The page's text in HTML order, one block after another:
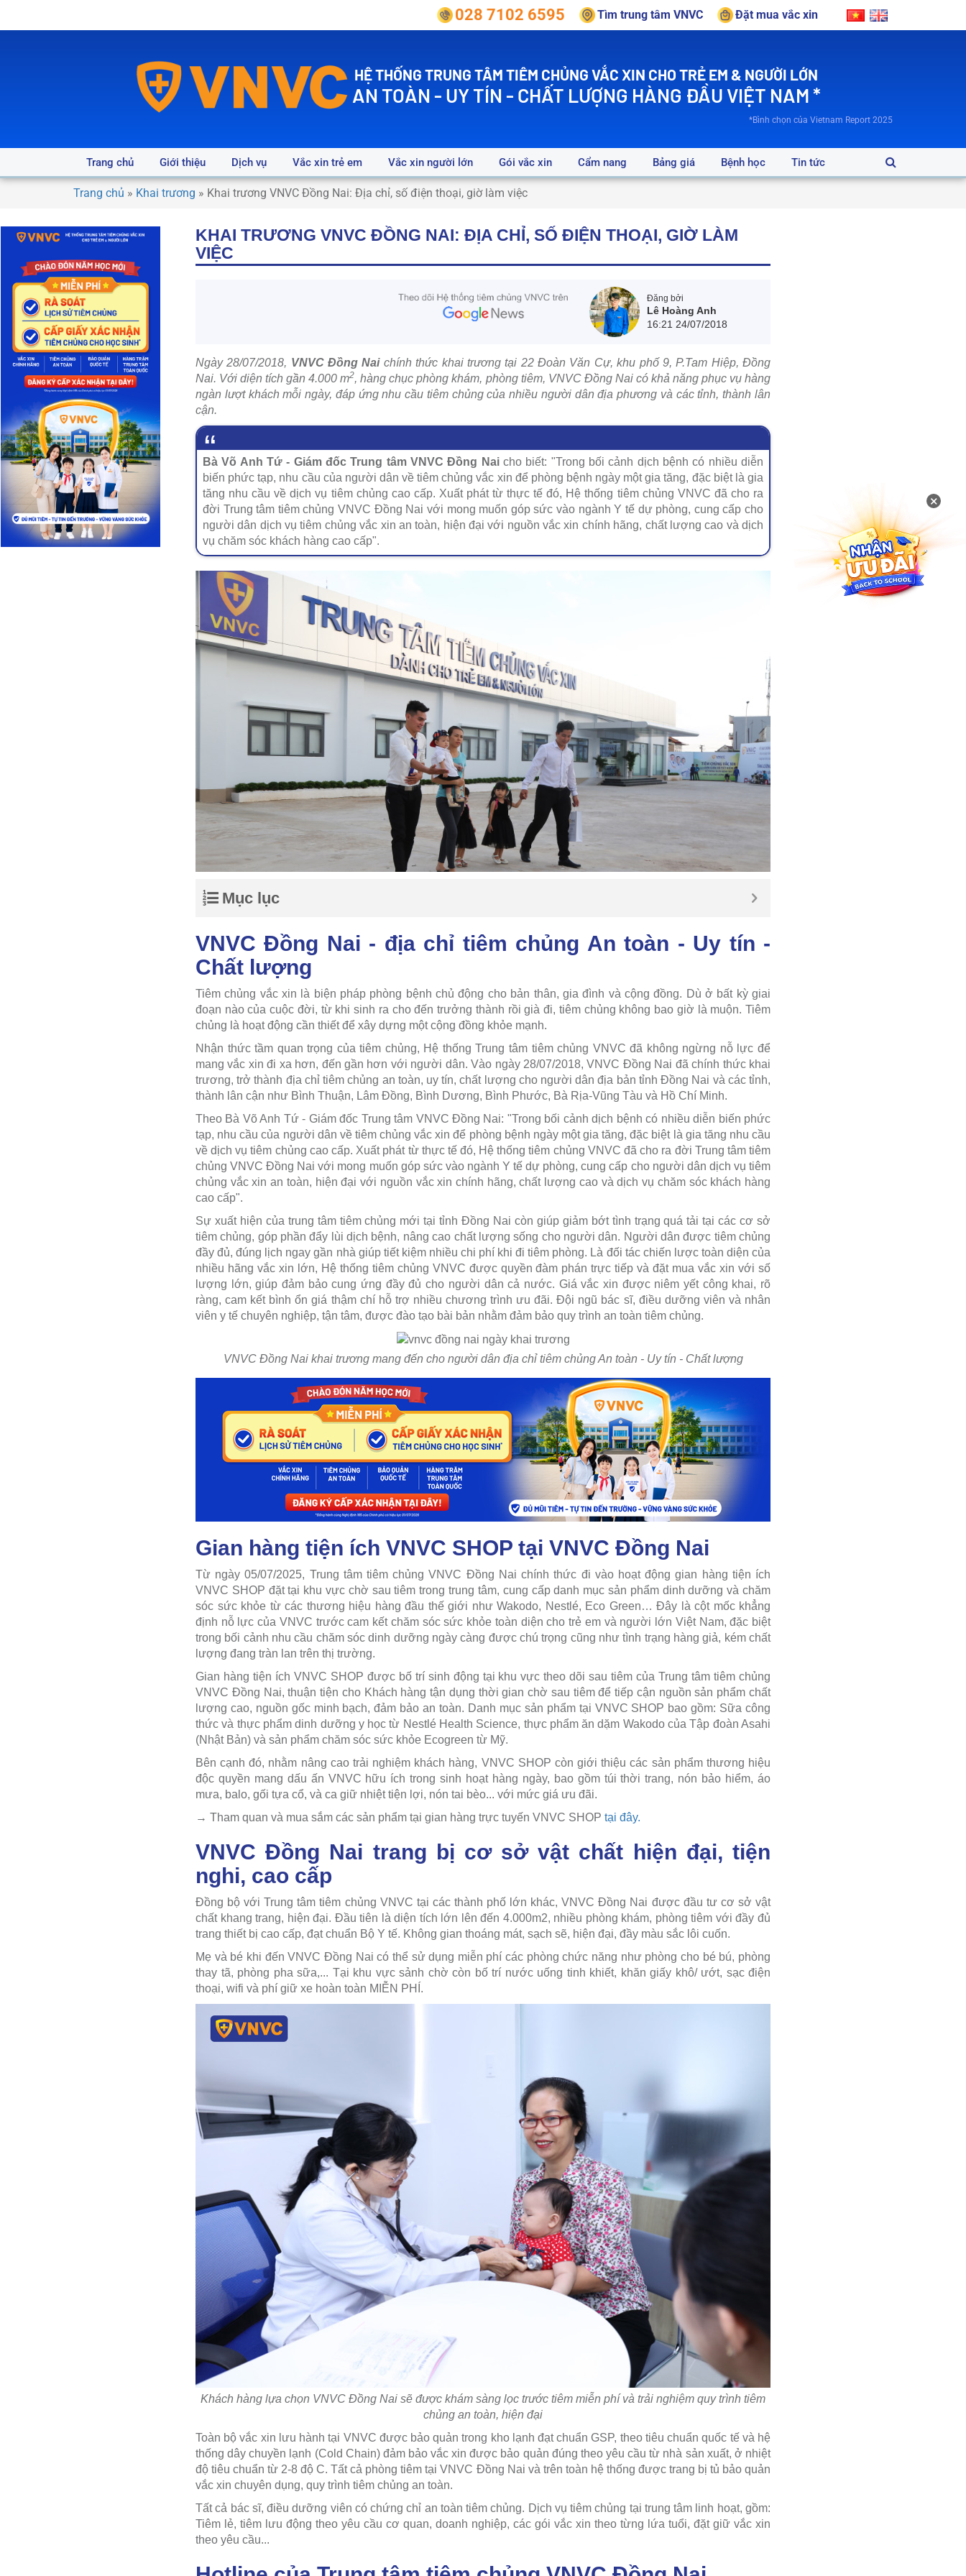
028 7102 6595 Tìm trung tâm VNVC Đặt mua vắc xin
HỆ THỐNG TRUNG TÂM TIÊM CHỦNG VẮC XIN CHO TRẺ EM & NGƯỜI LỚN
AN TOÀN - UY TÍN - CHẤT LƯỢNG HÀNG ĐẦU VIỆT NAM *
*Bình chọn của Vietnam Report 2025
Trang chủ Giới thiệu Dịch vụ Vắc xin trẻ em Vắc xin người lớn Gói vắc xin Cẩm nang Bảng giá Bệnh học Tin tức
Trang chủ » Khai trương » Khai trương VNVC Đồng Nai: Địa chỉ, số điện thoại, giờ làm việc
KHAI TRƯƠNG VNVC ĐỒNG NAI: ĐỊA CHỈ, SỐ ĐIỆN THOẠI, GIỜ LÀM
VIỆC
Đăng bởi
Lê Hoàng Anh
16:21 24/07/2018
Ngày 28/07/2018, VNVC Đồng Naichính thức khai trương tại 22 Đoàn Văn Cự, khu phố 9, P.Tam Hiệp, Đồng
Nai. Với diện tích gần 4.000 m2, hàng chục phòng khám, phòng tiêm, VNVC Đồng Nai có khả năng phục vụ hàng
ngàn lượt khách mỗi ngày, đáp ứng nhu cầu tiêm chủng của nhiều người dân địa phương và các tỉnh, thành lân
cận.
Bà Võ Anh Tứ - Giám đốc Trung tâm VNVC Đồng Naicho biết: "Trong bối cảnh dịch bệnh có nhiều diễn
biến phức tạp, nhu cầu của người dân về tiêm chủng vắc xin để phòng bệnh ngày một gia tăng, đặc biệt là gia
tăng nhu cầu về dịch vụ tiêm chủng cao cấp. Xuất phát từ thực tế đó, Hệ thống tiêm chủng VNVC đã cho ra
đời Trung tâm tiêm chủng VNVC Đồng Nai với mong muốn góp sức vào ngành Y tế dự phòng, cung cấp cho
người dân dịch vụ tiêm chủng vắc xin an toàn, hiện đại với nguồn vắc xin chính hãng, chất lượng cao và dịch
vụ chăm sóc khách hàng cao cấp".
Mục lục
VNVC Đồng Nai - địa chỉ tiêm chủng An toàn - Uy tín -
Chất lượng
Tiêm chủng vắc xin là biện pháp phòng bệnh chủ động cho bản thân, gia đình và cộng đồng. Dù ở bất kỳ giai
đoạn nào của cuộc đời, từ khi sinh ra cho đến trưởng thành rồi già đi, tiêm chủng không bao giờ là muộn. Tiêm
chủng là hoạt động cần thiết để xây dựng một cộng đồng khỏe mạnh.
Nhận thức tầm quan trọng của tiêm chủng, Hệ thống Trung tâm tiêm chủng VNVC đã không ngừng nỗ lực để
mang vắc xin đi xa hơn, đến gần hơn với người dân. Vào ngày 28/07/2018, VNVC Đồng Nai đã chính thức khai
trương, trở thành địa chỉ tiêm chủng an toàn, uy tín, chất lượng cho người dân địa bản tỉnh Đồng Nai và các tỉnh,
thành lân cận như Bình Thuận, Lâm Đồng, Bình Dương, Bình Phước, Bà Rịa-Vũng Tàu và Hồ Chí Minh.
Theo Bà Võ Anh Tứ - Giám đốc Trung tâm VNVC Đồng Nai: "Trong bối cảnh dịch bệnh có nhiều diễn biến phức
tạp, nhu cầu của người dân về tiêm chủng vắc xin để phòng bệnh ngày một gia tăng, đặc biệt là gia tăng nhu cầu
về dịch vụ tiêm chủng cao cấp. Xuất phát từ thực tế đó, Hệ thống tiêm chủng VNVC đã cho ra đời Trung tâm tiêm
chủng VNVC Đồng Nai với mong muốn góp sức vào ngành Y tế dự phòng, cung cấp cho người dân dịch vụ tiêm
chủng vắc xin an toàn, hiện đại với nguồn vắc xin chính hãng, chất lượng cao và dịch vụ chăm sóc khách hàng
cao cấp".
Sự xuất hiện của trung tâm tiêm chủng mới tại tỉnh Đồng Nai còn giúp giảm bớt tình trạng quá tải tại các cơ sở
tiêm chủng, góp phần đẩy lùi dịch bệnh, nâng cao chất lượng sống cho người dân. Người dân được tiêm chủng
đầy đủ, đúng lịch ngay gần nhà giúp tiết kiệm nhiều chi phí khi đi tiêm phòng. Là đối tác chiến lược toàn diện của
nhiều hãng vắc xin lớn, Hệ thống tiêm chủng VNVC được quyền đàm phán trực tiếp và đặt mua vắc xin với số
lượng lớn, giúp đảm bảo cung ứng đầy đủ cho người dân cả nước. Giá vắc xin được niêm yết công khai, rõ
ràng, cam kết bình ổn giá thậm chí hỗ trợ nhiều chương trình ưu đãi. Đội ngũ bác sĩ, điều dưỡng viên và nhân
viên y tế chuyên nghiệp, tận tâm, được đào tạo bài bản nhằm đảm bảo quy trình an toàn tiêm chủng.
VNVC Đồng Nai khai trương mang đến cho người dân địa chỉ tiêm chủng An toàn - Uy tín - Chất lượng
Gian hàng tiện ích VNVC SHOP tại VNVC Đồng Nai
Từ ngày 05/07/2025, Trung tâm tiêm chủng VNVC Đồng Nai chính thức đi vào hoạt động gian hàng tiện ích
VNVC SHOP đặt tại khu vực chờ sau tiêm trong trung tâm, cung cấp danh mục sản phẩm dinh dưỡng và chăm
sóc sức khỏe từ các thương hiệu hàng đầu thế giới như Wakodo, Nestlé, Eco Green… Đây là cột mốc khẳng
định nỗ lực của VNVC trước cam kết chăm sóc sức khỏe toàn diện cho trẻ em và người lớn Việt Nam, đặc biệt
trong bối cảnh nhu cầu chăm sóc dinh dưỡng ngày càng được chú trọng cũng như tình trạng hàng giả, kém chất
lượng đang tràn lan trên thị trường.
Gian hàng tiện ích VNVC SHOP được bố trí sinh động tại khu vực theo dõi sau tiêm của Trung tâm tiêm chủng
VNVC Đồng Nai, thuận tiện cho Khách hàng tận dụng thời gian chờ sau tiêm để tiếp cận nguồn sản phẩm chất
lượng cao, nguồn gốc minh bạch, đảm bảo an toàn. Danh mục sản phẩm tại VNVC SHOP bao gồm: Sữa công
thức và thực phẩm dinh dưỡng y học từ Nestlé Health Science, thực phẩm ăn dặm Wakodo của Tập đoàn Asahi
(Nhật Bản) và sản phẩm chăm sóc sức khỏe Ecogreen từ Mỹ.
Bên cạnh đó, nhằm nâng cao trải nghiệm khách hàng, VNVC SHOP còn giới thiệu các sản phẩm thương hiệu
độc quyền mang dấu ấn VNVC hữu ích trong sinh hoạt hàng ngày, bao gồm túi thời trang, nón bảo hiểm, áo
mưa, balo, gối tựa cổ, và ca giữ nhiệt tiện lợi, nón tai bèo... với mức giá ưu đãi.
→ Tham quan và mua sắm các sản phẩm tại gian hàng trực tuyến VNVC SHOP tại đây.
VNVC Đồng Nai trang bị cơ sở vật chất hiện đại, tiện
nghi, cao cấp
Đồng bộ với Trung tâm tiêm chủng VNVC tại các thành phố lớn khác, VNVC Đồng Nai được đầu tư cơ sở vật
chất khang trang, hiện đại. Đầu tiên là diện tích lớn lên đến 4.000m2, nhiều phòng khám, phòng tiêm với đầy đủ
trang thiết bị cao cấp, đạt chuẩn Bộ Y tế. Không gian thoáng mát, sạch sẽ, hiện đại, đầy màu sắc lôi cuốn.
Mẹ và bé khi đến VNVC Đồng Nai có thể sử dụng miễn phí các phòng chức năng như phòng cho bé bú, phòng
thay tã, phòng pha sữa,... Tại khu vực sảnh chờ còn bố trí nước uống tinh khiết, khăn giấy khô/ ướt, sạc điện
thoại, wifi và phí giữ xe hoàn toàn MIỄN PHÍ.
Khách hàng lựa chọn VNVC Đồng Nai sẽ được khám sàng lọc trước tiêm miễn phí và trải nghiệm quy trình tiêm
chủng an toàn, hiện đại
Toàn bộ vắc xin lưu hành tại VNVC được bảo quản trong kho lạnh đạt chuẩn GSP, theo tiêu chuẩn quốc tế và hệ
thống dây chuyền lạnh (Cold Chain) đảm bảo vắc xin được bảo quản đúng theo yêu cầu từ nhà sản xuất, ở nhiệt
độ tiêu chuẩn từ 2-8 độ C. Tất cả phòng tiêm tại VNVC Đồng Nai và trên toàn hệ thống được trang bị tủ bảo quản
vắc xin chuyên dụng, quy trình tiêm chủng an toàn.
Tất cả bác sĩ, điều dưỡng viên có chứng chỉ an toàn tiêm chủng. Dịch vụ tiêm chủng tại trung tâm linh hoạt, gồm:
Tiêm lẻ, tiêm lưu động theo yêu cầu cơ quan, doanh nghiệp, các gói vắc xin theo từng lứa tuổi, đặt giữ vắc xin
theo yêu cầu...
×